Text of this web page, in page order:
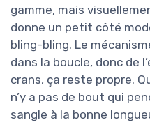
gamme, mais
donne un petit côté
bling-bling. Le
dans la boucle, donc de
crans, ça reste propre.
n’y a pas de bout qui
sangle à la bonne